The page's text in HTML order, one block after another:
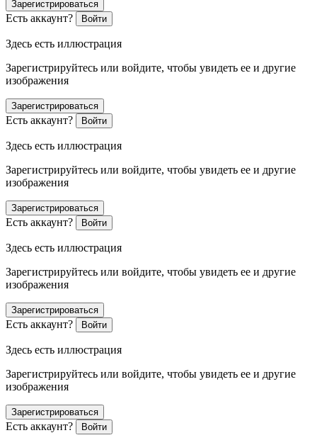
Зарегистрироваться
Есть аккаунт? Войти
Здесь есть иллюстрация
Зарегистрируйтесь или войдите, чтобы увидеть ее и другие
изображения
Зарегистрироваться
Есть аккаунт? Войти
Здесь есть иллюстрация
Зарегистрируйтесь или войдите, чтобы увидеть ее и другие
изображения
Зарегистрироваться
Есть аккаунт? Войти
Здесь есть иллюстрация
Зарегистрируйтесь или войдите, чтобы увидеть ее и другие
изображения
Зарегистрироваться
Есть аккаунт? Войти
Здесь есть иллюстрация
Зарегистрируйтесь или войдите, чтобы увидеть ее и другие
изображения
Зарегистрироваться
Есть аккаунт? Войти